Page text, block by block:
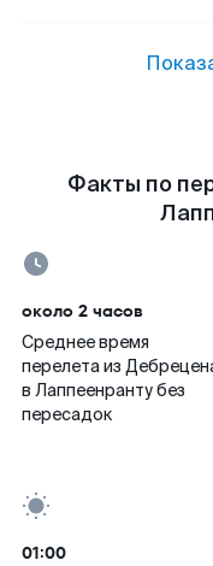
Факты по
около 2 часов
Среднее время
перелета из
в Лаппеенранту без
пересадок
01:00